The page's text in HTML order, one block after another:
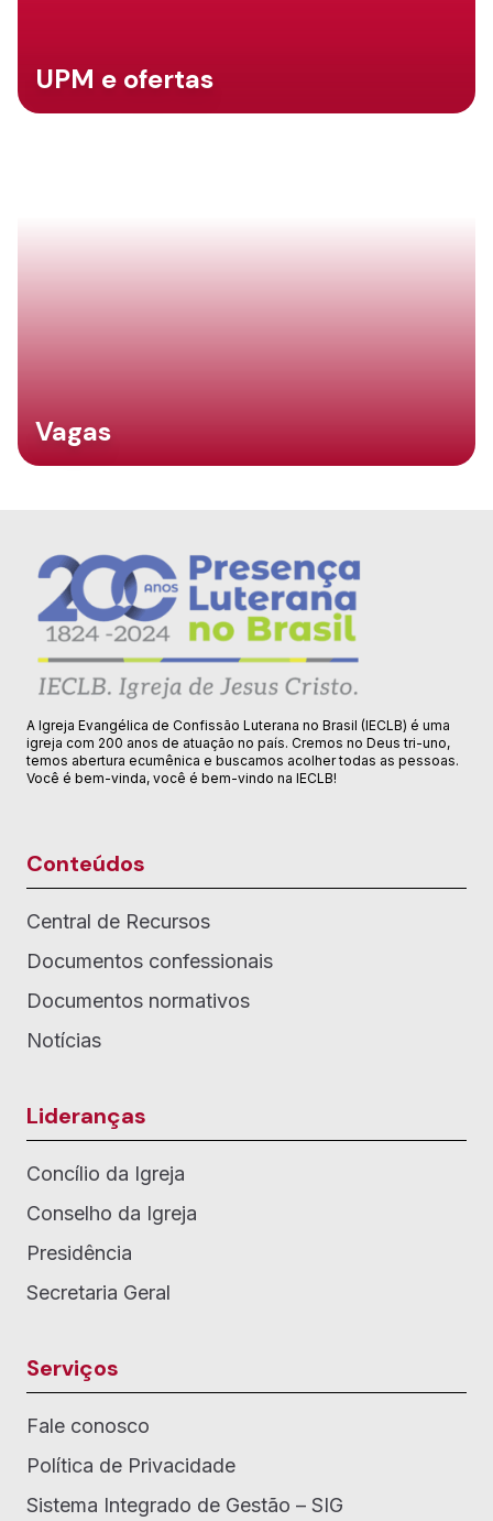
UPM e ofertas
Vagas
A Igreja Evangélica de Confissão Luterana no Brasil (IECLB) é uma
igreja com 200 anos de atuação no país. Cremos no Deus tri-uno,
temos abertura ecumênica e buscamos acolher todas as pessoas.
Você é bem-vinda, você é bem-vindo na IECLB!
Conteúdos
Central de Recursos
Documentos confessionais
Documentos normativos
Notícias
Lideranças
Concílio da Igreja
Conselho da Igreja
Presidência
Secretaria Geral
Serviços
Fale conosco
Política de Privacidade
Sistema Integrado de Gestão – SIG